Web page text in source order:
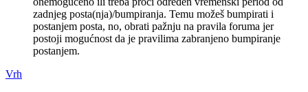
zadnjeg posta(nja)/bumpiranja. Temu možeš bumpirati i
postanjem posta, no, obrati pažnju na pravila foruma jer
postoji mogućnost da je pravilima zabranjeno bumpiranje
postanjem.
Vrh